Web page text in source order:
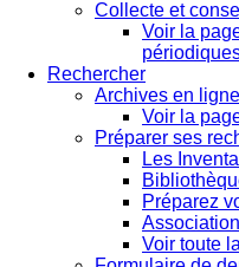
Collecte et
Voir la
Rechercher
Archives en ligne
Voir la
Préparer ses
Les
Préparez
Voir toute